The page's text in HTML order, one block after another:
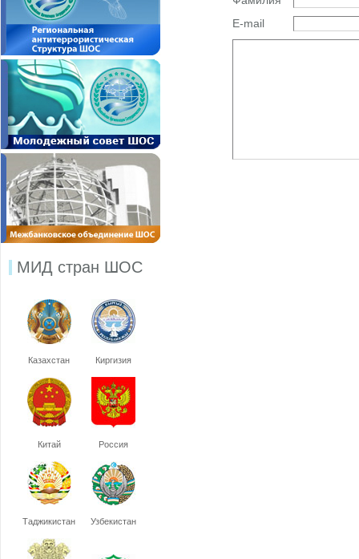
МИД стран ШОС
Казахстан Киргизия
Китай Россия
Таджикистан Узбекистан
E-mail